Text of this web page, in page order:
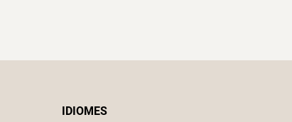
IDIOMES